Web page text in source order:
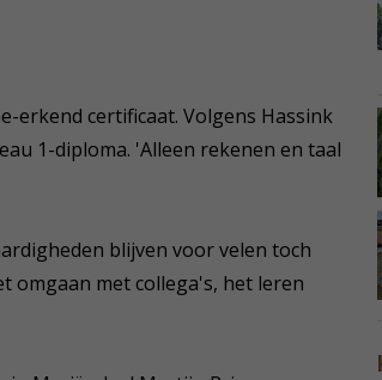
erkend certificaat. Volgens Hassink
1-diploma. 'Alleen rekenen en taal
blijven voor velen toch
omgaan met collega's, het leren